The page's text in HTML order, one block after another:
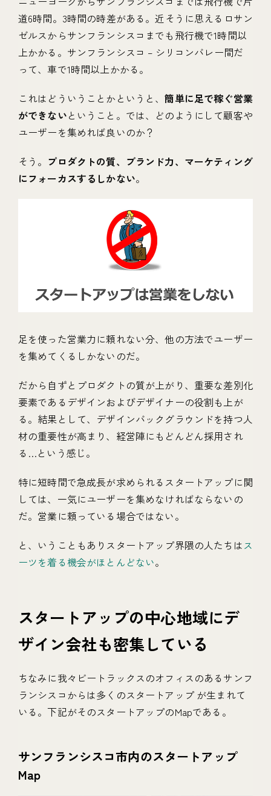
道6時間。3時間の時差がある。近そうに思えるロサン
ゼルスからサンフランシスコまでも飛行機で1時間以
上かかる。サンフランシスコ – シリコンバレー間だ
って、車で1時間以上かかる。
これはどういうことかというと、簡単に足で稼ぐ営業
ができないということ。では、どのようにして顧客や
ユーザーを集めれば良いのか？
そう。 プロダクトの質、ブランド力、マーケティング
にフォーカスするしかない。
足を使った営業力に頼れない分、他の方法でユーザー
を集めてくるしかないのだ。
だから自ずとプロダクトの質が上がり、重要な差別化
要素であるデザインおよびデザイナーの役割も上が
る。結果として、デザインバックグラウンドを持つ人
材の重要性が高まり、経営陣にもどんどん採用され
る…という感じ。
特に短時間で急成長が求められるスタートアップに関
しては、一気にユーザーを集めなければならないの
だ。営業に頼っている場合ではない。
と、いうこともありスタートアップ界隈の人たちはス
ーツを着る機会がほとんどない。
スタートアップの中心地域にデ
ザイン会社も密集している
ちなみに我々ビートラックスのオフィスのあるサンフ
ランシスコからは多くのスタートアップ が生まれて
いる。下記がそのスタートアップのMapである。
サンフランシスコ市内のスタートアップ
Map